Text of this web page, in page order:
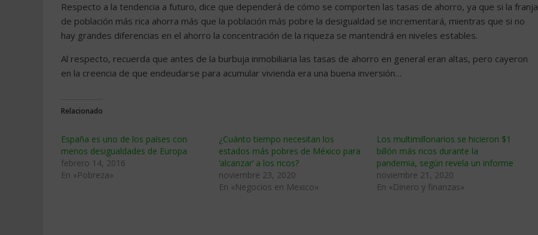
Respecto a la tendencia a futuro, dice que dependerá de cómo se comporten las tasas de ahorro, ya que si la franja
de población más rica ahorra más que la población más pobre la desigualdad se incrementará, mientras que si no
hay grandes diferencias en el ahorro la concentración de la riqueza se mantendrá en niveles estables.
Al respecto, recuerda que antes de la burbuja inmobiliaria las tasas de ahorro en general eran altas, pero cayeron
en la creencia de que endeudarse para acumular vivienda era una buena inversión…
Relacionado
España es uno de los países con
menos desigualdades de Europa
febrero 14, 2016
En «Pobreza»
¿Cuánto tiempo necesitan los
estados más pobres de México para
‘alcanzar’ a los ricos?
noviembre 23, 2020
En «Negocios en Mexico»
Los multimillonarios se hicieron $1
billón más ricos durante la
pandemia, según revela un informe
noviembre 21, 2020
En «Dinero y finanzas»